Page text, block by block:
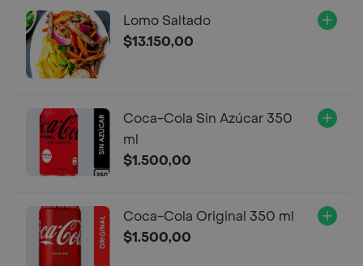
Lomo Saltado
$13.150,00
Coca-Cola Sin Azúcar 350
ml
$1.500,00
Coca-Cola Original 350 ml
$1.500,00